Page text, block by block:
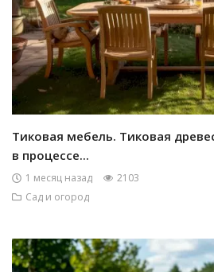
Тиковая мебель. Тиковая
в процессе...
1 месяц назад
2103
Сад и огород